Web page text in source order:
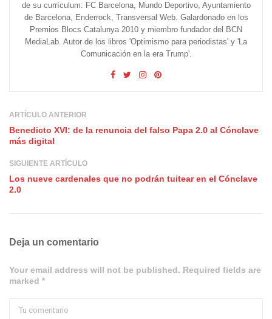
de su currículum: FC Barcelona, Mundo Deportivo, Ayuntamiento
de Barcelona, Enderrock, Transversal Web. Galardonado en los
Premios Blocs Catalunya 2010 y miembro fundador del BCN
MediaLab. Autor de los libros 'Optimismo para periodistas' y 'La
Comunicación en la era Trump'.
ARTÍCULO ANTERIOR
Benedicto XVI: de la renuncia del falso Papa 2.0 al Cónclave
más digital
SIGUIENTE ARTÍCULO
Los nueve cardenales que no podrán tuitear en el Cónclave
2.0
Deja un comentario
Your email address will not be published. Required fields are
marked *